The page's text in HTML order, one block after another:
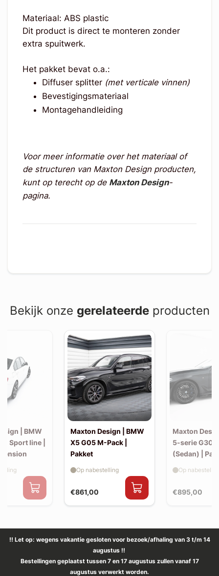
Materiaal: ABS plastic
Dit product is direct te monteren zonder
extra spuitwerk.
Het pakket bevat o.a.:
Diffuser splitter (met verticale vinnen)
Bevestigingsmateriaal
Montagehandleiding
Voor meer informatie over het materiaal of
de structuren van Maxton Design producten,
kunt op terecht op de Maxton Design-
pagina.
Bekijk onze gerelateerdeproducten
| BMW
Sport line |
Maxton Design | BMW
X5 G05 M-Pack |
Pakket
€861,00
Op nabestelling
Maxton
5-serie G30
(Sedan) |
€895,00
Op
!! Let op: wegens vakantie gesloten voor bezoek/afhaling van 3 t/m 14
augustus !!
Bestellingen geplaatst tussen 7 en 17 augustus zullen vanaf 17
augustus verwerkt worden.